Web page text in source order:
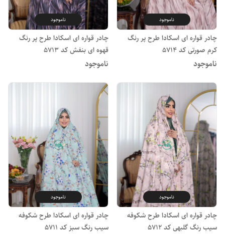
ناموجود
چادر قواره ای اسکادا طرح پر رنگ
کرم صورتی کد 5714
ناموجود
ناموجود
چادر قواره ای اسکادا طرح پر رنگ
قهوه ای بنفش کد 5713
ناموجود
ناموجود
چادر قواره ای اسکادا طرح شکوفه
سیب رنگ گلبهی کد 5712
ناموجود
چادر قواره ای اسکادا طرح شکوفه
سیب رنگ سبز کد 5711